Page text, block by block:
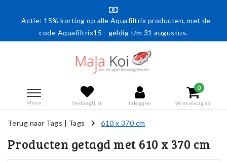
Actie: 15% korting op alle Aquafiltrix producten, met de
code Aquafiltrix15 - geldig t/m 31 augustus.
Menu Verlanglijst Inloggen
0
Winkelwagen
Terug naar Tags | Tags 610 x 370 cm
Producten getagd met 610 x 370 cm